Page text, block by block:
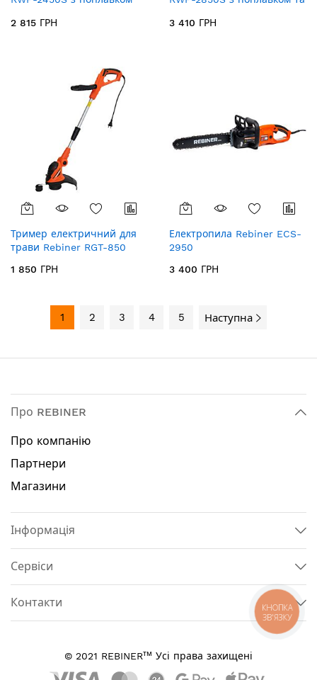
2 815 ГРН
брудної води)
3 410 ГРН
Тример електричний для
трави Rebiner RGT-850
1 850 ГРН
Електропила Rebiner ECS-
2950
3 400 ГРН
1 2 3 4 5 Наступна
Про REBINER
Про компанію
Партнери
Магазини
Інформація
Сервіси
Контакти
© 2021 REBINERтм Усі права захищені
КНОПКА
ЗВ'ЯЗКУ